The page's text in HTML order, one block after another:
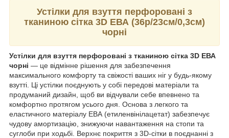
Устілки для взуття перфоровані з
тканиною сітка 3D ЕВА (36р/23см/0,3см)
чорні
Устілки для взуття перфоровані з тканиною сітка 3D ЕВА
чорні — це відмінне рішення для забезпечення
максимального комфорту та свіжості ваших ніг у будь-якому
взутті. Ці устілки поєднують у собі передові матеріали та
продуманий дизайн, щоб ви відчували себе впевнено та
комфортно протягом усього дня. Основа з легкого та
еластичного матеріалу ЕВА (етиленвінілацетат) забезпечує
чудову амортизацію, знижуючи навантаження на стопи та
суглоби при ходьбі. Верхнє покриття з 3D-сітки в поєднанні з